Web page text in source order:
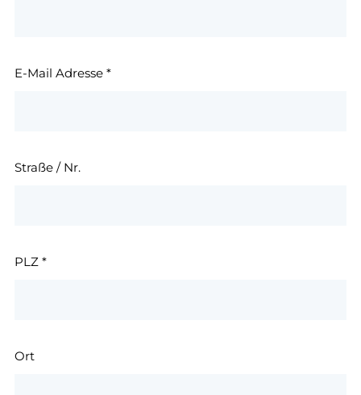
E-Mail Adresse *
Straße / Nr.
PLZ *
Ort